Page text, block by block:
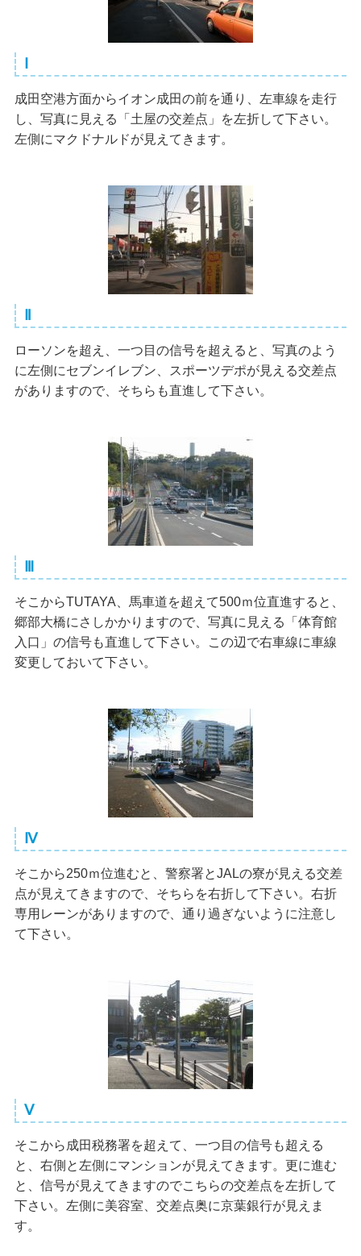
Ⅰ
成田空港方面からイオン成田の前を通り、左車線を走行
し、写真に見える「土屋の交差点」を左折して下さい。
左側にマクドナルドが見えてきます。
Ⅱ
ローソンを超え、一つ目の信号を超えると、写真のよう
に左側にセブンイレブン、スポーツデポが見える交差点
がありますので、そちらも直進して下さい。
Ⅲ
そこからTUTAYA、馬車道を超えて500ｍ位直進すると、
郷部大橋にさしかかりますので、写真に見える「体育館
入口」の信号も直進して下さい。この辺で右車線に車線
変更しておいて下さい。
Ⅳ
そこから250ｍ位進むと、警察署とJALの寮が見える交差
点が見えてきますので、そちらを右折して下さい。右折
専用レーンがありますので、通り過ぎないように注意し
て下さい。
Ⅴ
そこから成田税務署を超えて、一つ目の信号も超える
と、右側と左側にマンションが見えてきます。更に進む
と、信号が見えてきますのでこちらの交差点を左折して
下さい。左側に美容室、交差点奥に京葉銀行が見えま
す。